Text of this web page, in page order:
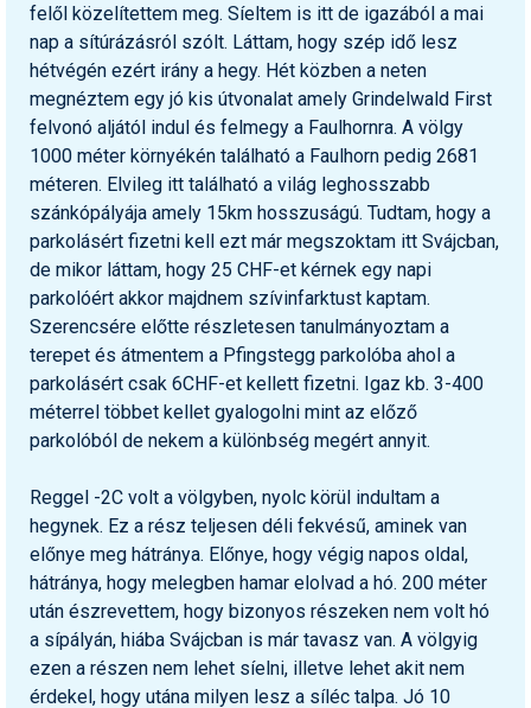
felől közelítettem meg. Síeltem is itt de igazából a mai
nap a sítúrázásról szólt. Láttam, hogy szép idő lesz
hétvégén ezért irány a hegy. Hét közben a neten
megnéztem egy jó kis útvonalat amely Grindelwald First
felvonó aljától indul és felmegy a Faulhornra. A völgy
1000 méter környékén található a Faulhorn pedig 2681
méteren. Elvileg itt található a világ leghosszabb
szánkópályája amely 15km hosszuságú. Tudtam, hogy a
parkolásért fizetni kell ezt már megszoktam itt Svájcban,
de mikor láttam, hogy 25 CHF-et kérnek egy napi
parkolóért akkor majdnem szívinfarktust kaptam.
Szerencsére előtte részletesen tanulmányoztam a
terepet és átmentem a Pfingstegg parkolóba ahol a
parkolásért csak 6CHF-et kellett fizetni. Igaz kb. 3-400
méterrel többet kellet gyalogolni mint az előző
parkolóból de nekem a különbség megért annyit.
Reggel -2C volt a völgyben, nyolc körül indultam a
hegynek. Ez a rész teljesen déli fekvésű, aminek van
előnye meg hátránya. Előnye, hogy végig napos oldal,
hátránya, hogy melegben hamar elolvad a hó. 200 méter
után észrevettem, hogy bizonyos részeken nem volt hó
a sípályán, hiába Svájcban is már tavasz van. A völgyig
ezen a részen nem lehet síelni, illetve lehet akit nem
érdekel, hogy utána milyen lesz a síléc talpa. Jó 10